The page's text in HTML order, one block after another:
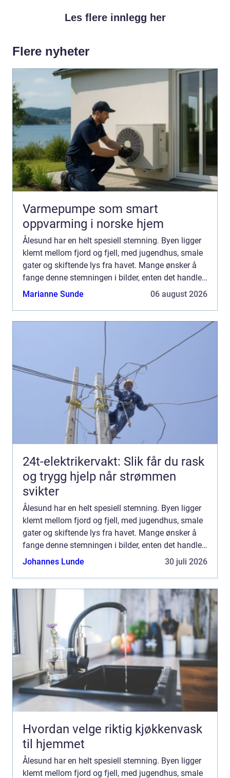
Les flere innlegg her
Flere nyheter
Varmepumpe som smart
oppvarming i norske hjem
Ålesund har en helt spesiell stemning. Byen ligger
klemt mellom fjord og fjell, med jugendhus, smale
gater og skiftende lys fra havet. Mange ønsker å
fange denne stemningen i bilder, enten det handler
om boligfoto, bryllup, bedrift eller redaksjonelt...
Marianne Sunde 06 august 2026
24t-elektrikervakt: Slik får du rask
og trygg hjelp når strømmen
svikter
Ålesund har en helt spesiell stemning. Byen ligger
klemt mellom fjord og fjell, med jugendhus, smale
gater og skiftende lys fra havet. Mange ønsker å
fange denne stemningen i bilder, enten det handler
om boligfoto, bryllup, bedrift eller redaksjonelt...
Johannes Lunde 30 juli 2026
Hvordan velge riktig kjøkkenvask
til hjemmet
Ålesund har en helt spesiell stemning. Byen ligger
klemt mellom fjord og fjell, med jugendhus, smale